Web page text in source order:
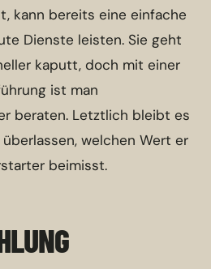
kann bereits eine einfache
Dienste leisten. Sie geht
kaputt, doch mit einer
ist man
beraten. Letztlich bleibt es
welchen Wert er
beimisst.